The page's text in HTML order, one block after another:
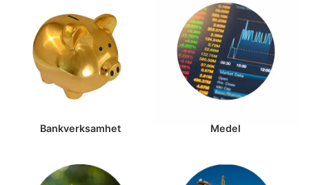
Bankverksamhet Medel